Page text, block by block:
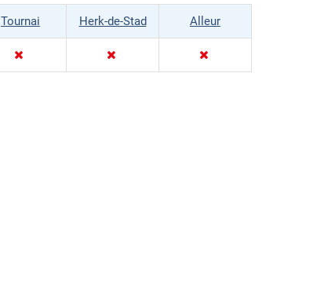
Tournai Herk-de-Stad Alleur